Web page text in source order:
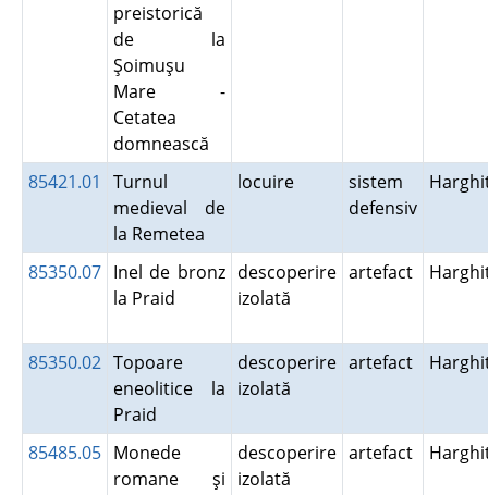
preistorică
de la
Şoimuşu
Mare -
Cetatea
domnească
85421.01
Turnul
medieval de
la Remetea
locuire
sistem
defensiv
85350.07 Inel de bronz
la Praid
descoperire
izolată
artefact
85350.02 Topoare
eneolitice la
Praid
descoperire
izolată
artefact
85485.05 Monede
romane şi
descoperire
izolată
artefact